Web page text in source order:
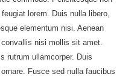
lorem. Duis nulla libero,
elementum nisi. Aenean
nisi mollis sit amet.
rutrum ullamcorper. Duis
Fusce sed nulla faucibus